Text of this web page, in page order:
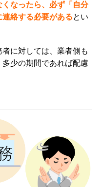
なったら、必ず「自分
絡する必要があるとい
に対しては、業者側も
少の期間であれば配慮